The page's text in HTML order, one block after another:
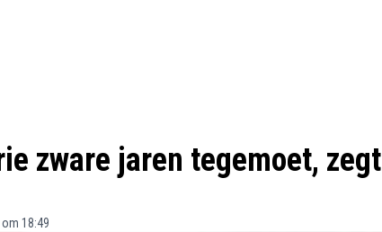
zware jaren tegemoet, zegt
18:49